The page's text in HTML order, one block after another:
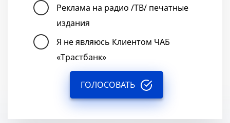
Реклама на радио /ТВ/ печатные
издания
Я не являюсь Клиентом ЧАБ
«Трастбанк»
ГОЛОСОВАТЬ